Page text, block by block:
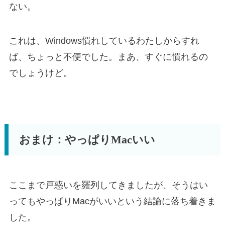
ない。
これは、Windows慣れしているわたしからすれ
ば、ちょっと不便でした。まあ、すぐに慣れるの
でしょうけど。
おまけ：やっぱりMacいい
ここまで戸惑いを羅列してきましたが、そうはい
ってもやっぱりMacがいいという結論に落ち着きま
した。